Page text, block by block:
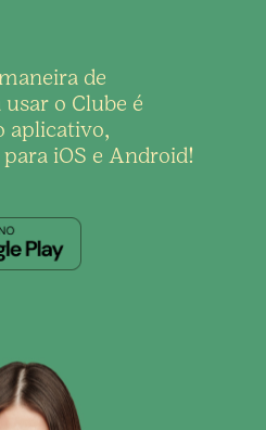
de
o Clube é
aplicativo,
iOS e Android!